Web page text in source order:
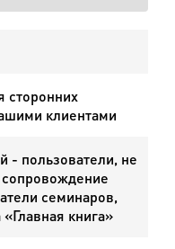
сторонних
клиентами
- пользователи, не
семинаров,
книга»